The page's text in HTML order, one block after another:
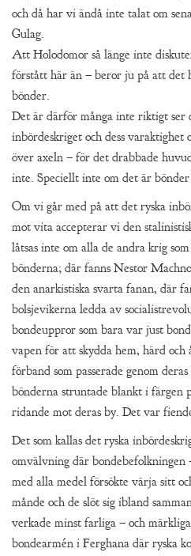
och då har vi ändå inte talat om
Gulag.
Att Holodomor så länge inte
förstått här än – beror ju på att det
bönder.
Det är därför många inte riktigt ser
inbördeskriget och dess varaktighet
över axeln – för det drabbade
inte. Speciellt inte om det är
Om vi går med på att det ryska
mot vita accepterar vi den
låtsas inte om alla de andra krig
bönderna; där fanns Nestor
den anarkistiska svarta fanan, där
bolsjevikerna ledda av
bondeuppror som bara var just
vapen för att skydda hem, härd och
förband som passerade genom
bönderna struntade blankt i färgen
ridande mot deras by. Det var
Det som kallas det ryska
omvälvning där bondebefolkningen
med alla medel försökte värja sitt
månde och de slöt sig ibland
verkade minst farliga – och
bondearmén i Ferghana där ryska